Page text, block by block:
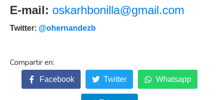
E-mail: oskarhbonilla@gmail.com
Twitter: @ohernandezb
Facebook Twitter Whatsapp